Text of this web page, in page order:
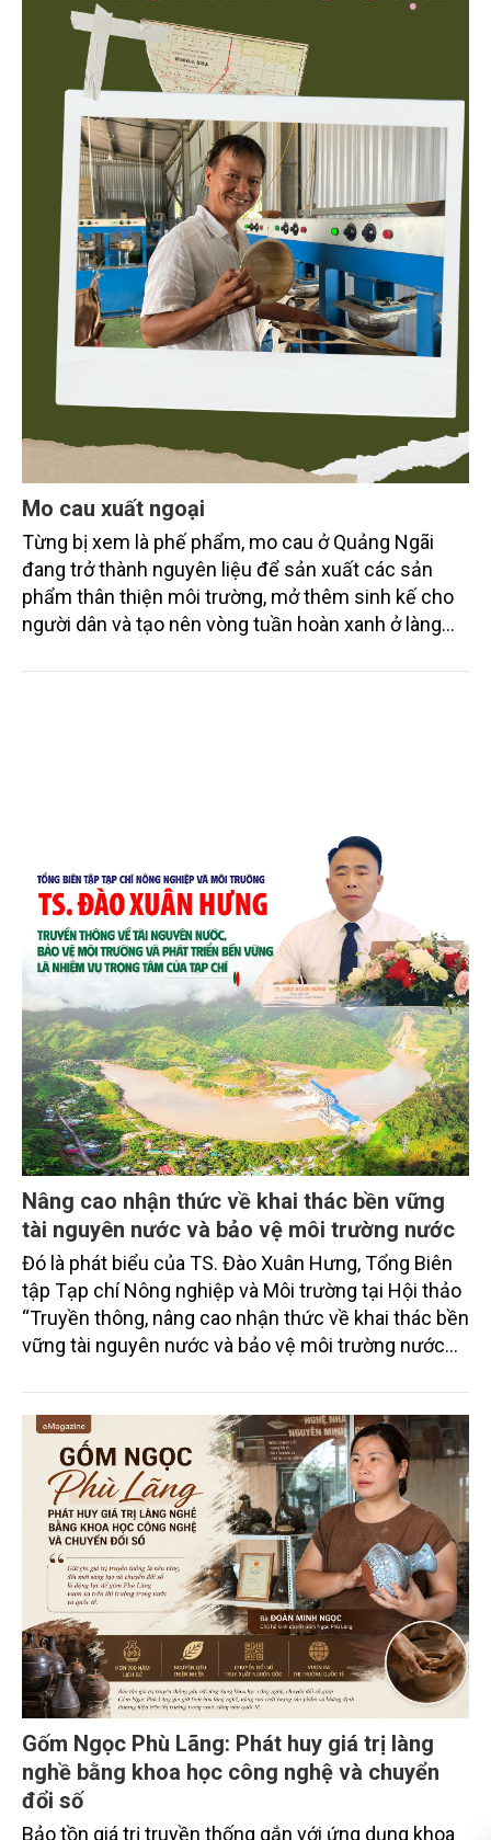
Mo cau xuất ngoại
Từng bị xem là phế phẩm, mo cau ở Quảng Ngãi
đang trở thành nguyên liệu để sản xuất các sản
phẩm thân thiện môi trường, mở thêm sinh kế cho
người dân và tạo nên vòng tuần hoàn xanh ở làng
chén, dĩa... từ mo cau đã được thị trường trong nước
Nâng cao nhận thức về khai thác bền vững
tài nguyên nước và bảo vệ môi trường nước
Đó là phát biểu của TS. Đào Xuân Hưng, Tổng Biên
tập Tạp chí Nông nghiệp và Môi trường tại Hội thảo
“Truyền thông, nâng cao nhận thức về khai thác bền
vững tài nguyên nước và bảo vệ môi trường nước
trường phối hợp với Sở Nông nghiệp và Môi trường
tỉnh Lai Châu tổ chức ngày 10/7/2026. Hội thảo thu
hút sự tham gia của hơn 100 đại biểu là lãnh đạo
các đơn vị thuộc Bộ Nông nghiệp và Môi trường,
chuyên gia, nhà khoa học, Sở Nông nghiệp và Môi
trường tỉnh Lai Châu và đại diện các cơ quan đơn vị
doanh nghiệp ở các tỉnh miền núi phía Bắc.
Gốm Ngọc Phù Lãng: Phát huy giá trị làng
nghề bằng khoa học công nghệ và chuyển
đổi số
Bảo tồn giá trị truyền thống gắn với ứng dụng khoa